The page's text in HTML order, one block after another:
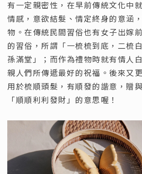
有一定親密性，在早前傳統文化中
情感，意欲結髮、情定終身的意涵
物。在傳統民間習俗也有女子出嫁
的習俗，所謂「一梳梳到底，二梳
孫滿堂」；而作為禮物時就有情人
親人們所傳遞最好的祝福。後來又
用於梳順頭髮，有順發的諧意，贈
「順順利利發財」的意思喔！